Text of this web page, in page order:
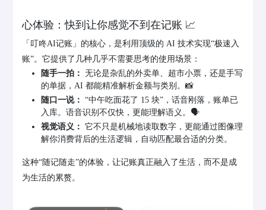
心体验：快到让你感觉不到在记账 📈
「叮咚AI记账」的核心，是利用顶级的 AI 技术实现“极速入
账”。它提供了几种几乎不需要思考的使用场景：
随手一拍： 无论是杂乱的外卖单、超市小票，还是手写
的单据，AI 都能精准解析金额与类别。📸
随口一说： “中午吃面花了 15 块”，话音刚落，账单已
入库。语音识别不仅快，更能理解语义。🗣️
视觉语义： 它不只是机械地读取数字，更能通过图像理
解你消费背后的生活逻辑，自动匹配最合适的分类。
这种“随记随走”的体验，让记账真正融入了生活，而不是成
为生活的累赘。